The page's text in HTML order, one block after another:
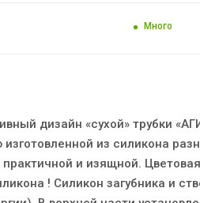
Много
дизайн «сухой» трубки
из силикона
и изящной.
! Силикон загубника и